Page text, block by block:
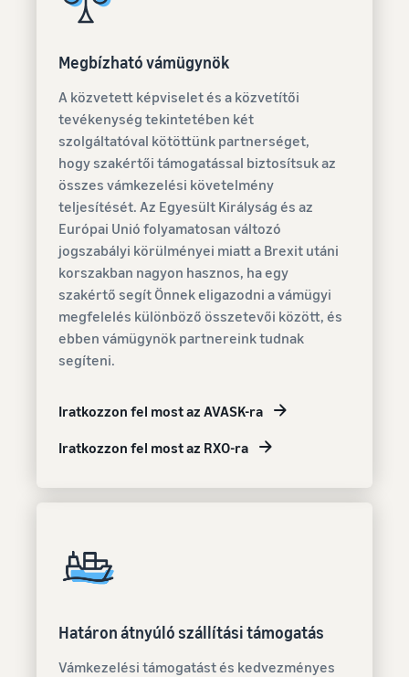
Megbízható vámügynök
A közvetett képviselet és a közvetítői
tevékenység tekintetében két
szolgáltatóval kötöttünk partnerséget,
hogy szakértői támogatással biztosítsuk az
összes vámkezelési követelmény
teljesítését. Az Egyesült Királyság és az
Európai Unió folyamatosan változó
jogszabályi körülményei miatt a Brexit utáni
korszakban nagyon hasznos, ha egy
szakértő segít Önnek eligazodni a vámügyi
megfelelés különböző összetevői között, és
ebben vámügynök partnereink tudnak
segíteni.
Iratkozzon fel most az AVASK-ra
Iratkozzon fel most az RXO-ra
Határon átnyúló szállítási támogatás
Vámkezelési támogatást és kedvezményes